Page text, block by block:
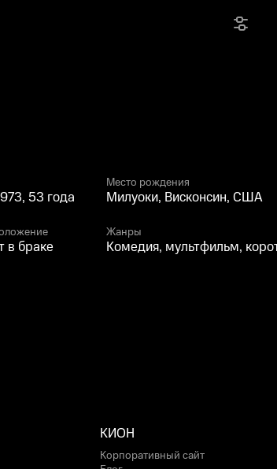
53 года
Место рождения
Милуоки, Висконсин, США
в браке
Жанры
Комедия, мультфильм,
КИОН
Корпоративный сайт